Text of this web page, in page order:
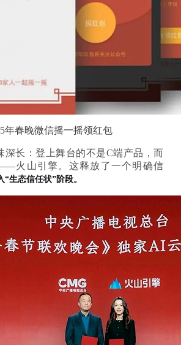
年春晚微信摇一摇领红包
深长：登上舞台的不是C端产品，而
火山引擎。这释放了一个明确信
生态信任状”阶段。